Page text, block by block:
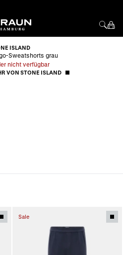
ISLAND
Sweatshorts grau
nicht verfügbar
VON STONE ISLAND
Sale